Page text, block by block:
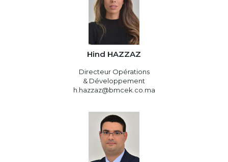
Hind HAZZAZ
Directeur Opérations
& Développement
h.hazzaz@bmcek.co.ma